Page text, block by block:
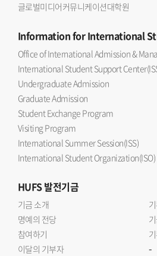
글로벌미디어커뮤니케이션대학원
Informationfor International
Office of International Admission &
International Student Support
Undergraduate Admission
Graduate Admission
Student Exchange Program
Visiting Program
International Summer Session(ISS)
International Student Organization(ISO)
HUFS발전기금
기금 소개
명예의 전당
참여하기
이달의 기부자
-